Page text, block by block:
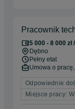
Pracownik
5 000 - 8 000
Dębno
Pełny etat
Umowa o
Odpowiednie
Miejsce pracy: